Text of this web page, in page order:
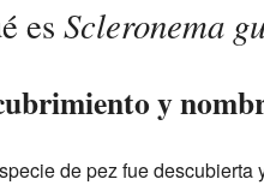
es Scleronema
y
de pez fue